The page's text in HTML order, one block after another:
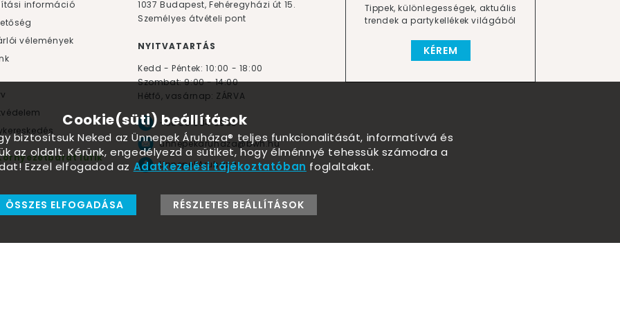
Tippek, különlegességek, aktuális
trendek a partykellékek világából
KÉREM
információ
vélemények
lufik
1037 Budapest, Fehéregyházi út 15.
Személyes átvételi pont
NYITVATARTÁS
Kedd - Péntek: 10:00 - 18:00
Szombat: 9:00 - 14:00
Hétfő, vasárnap: ZÁRVA
+36 30 984 6955
unnepekaruhaza@bwh.hu
UnnepekAruhaza
Cookie(süti) beállítások
biztosítsuk Neked az Ünnepek Áruháza® teljes funkcionalitását, informatívvá és
az oldalt. Kérünk, engedélyezd a sütiket, hogy élménnyé tehessük számodra a
Ezzel elfogadod az Adatkezelési tájékoztatóban foglaltakat.
ÖSSZES ELFOGADÁSA RÉSZLETES BEÁLLÍTÁSOK